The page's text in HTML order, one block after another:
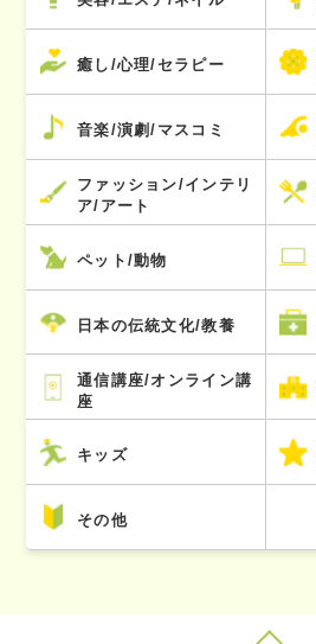
癒し/心理/セラピー
音楽/演劇/マスコミ
ファッション/インテリ
ア/アート
ペット/動物
日本の伝統文化/教養
通信講座/オンライン講
座
キッズ
その他